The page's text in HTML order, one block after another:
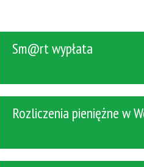
Sm@rt wypłata
Rozliczenia pieniężne w